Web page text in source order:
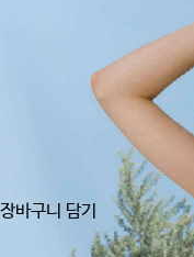
장바구니 담기